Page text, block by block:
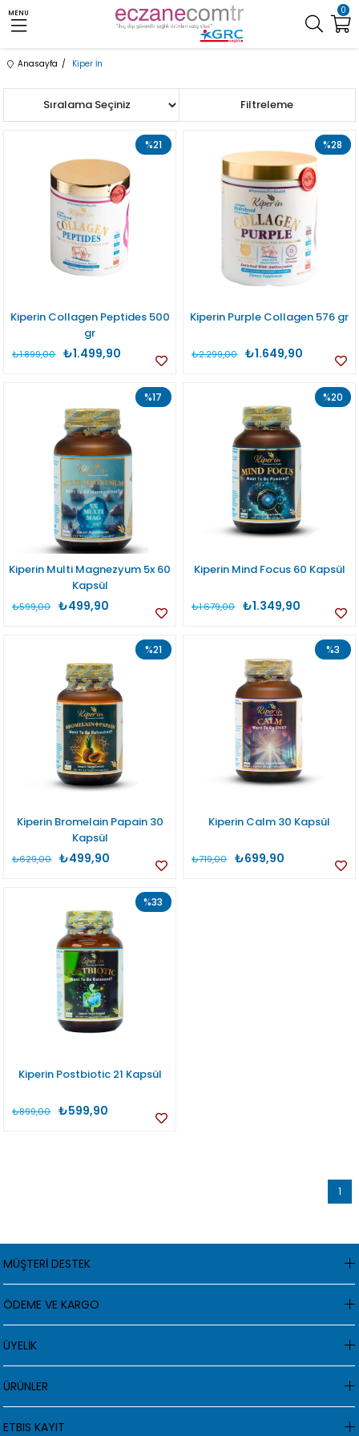
0
MENU
Anasayfa Kiper İn
Filtreleme
Sıralama
Kiperin Collagen Peptides 500
gr
₺1.499,90
₺1.899,00
%21
Kiperin Purple Collagen 576 gr
₺1.649,90
₺2.299,00
%28
Kiperin Multi Magnezyum 5x 60
Kapsül
₺499,90
₺599,00
%17
Kiperin Mind Focus 60 Kapsül
₺1.349,90
₺1.679,00
%20
Kiperin Bromelain Papain 30
Kapsül
₺499,90
₺629,00
%21
Kiperin Calm 30 Kapsül
₺699,90
₺719,00
%3
Kiperin Postbiotic 21 Kapsül
₺599,90
₺899,00
%33
1
MÜŞTERİ DESTEK
ÖDEME VE KARGO
ÜYELİK
ÜRÜNLER
ETBIS KAYIT